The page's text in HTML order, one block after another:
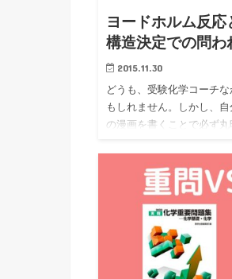
ヨードホルム反応
構造決定での問わ
2015.11.30
どうも、受験化学コーチ
もしれません。しかし、
の漫画を書くことで必ず